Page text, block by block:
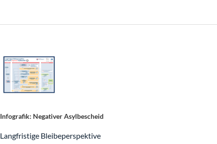
Beschäftigung und Ausbildung gestalten
Infografik: Negativer Asylbescheid
Langfristige Bleibeperspektive